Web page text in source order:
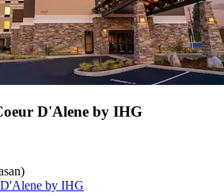
D'Alene by IHG
D'Alene by IHG